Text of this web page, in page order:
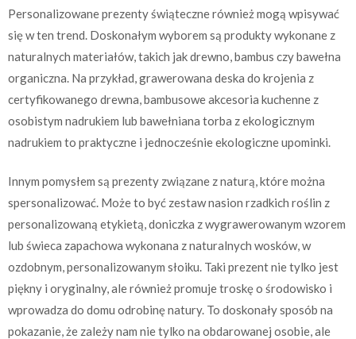
Personalizowane prezenty świąteczne również mogą wpisywać
się w ten trend. Doskonałym wyborem są produkty wykonane z
naturalnych materiałów, takich jak drewno, bambus czy bawełna
organiczna. Na przykład, grawerowana deska do krojenia z
certyfikowanego drewna, bambusowe akcesoria kuchenne z
osobistym nadrukiem lub bawełniana torba z ekologicznym
nadrukiem to praktyczne i jednocześnie ekologiczne upominki.
Innym pomysłem są prezenty związane z naturą, które można
spersonalizować. Może to być zestaw nasion rzadkich roślin z
personalizowaną etykietą, doniczka z wygrawerowanym wzorem
lub świeca zapachowa wykonana z naturalnych wosków, w
ozdobnym, personalizowanym słoiku. Taki prezent nie tylko jest
piękny i oryginalny, ale również promuje troskę o środowisko i
wprowadza do domu odrobinę natury. To doskonały sposób na
pokazanie, że zależy nam nie tylko na obdarowanej osobie, ale